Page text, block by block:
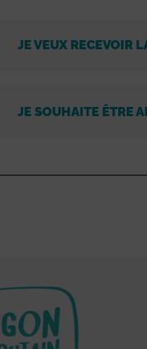
JE VEUX RECEVOIR
JE SOUHAITE ÊTRE